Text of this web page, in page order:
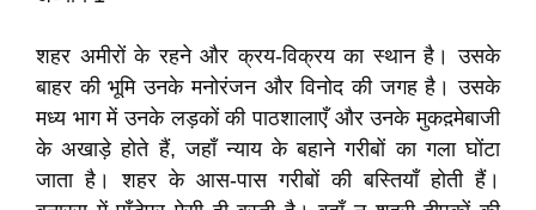
शहर अमीरों के रहने और क्रय-विक्रय का स्थान है। उसके
बाहर की भूमि उनके मनोरंजन और विनोद की जगह है। उसके
मध्‍य भाग में उनके लड़कों की पाठशालाएँ और उनके मुकद़मेबाजी
के अखाड़े होते हैं, जहाँ न्याय के बहाने गरीबों का गला घोंटा
जाता है। शहर के आस-पास गरीबों की बस्तियाँ होती हैं।